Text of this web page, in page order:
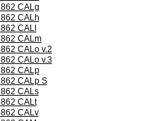
862 CALg
862 CALh
862 CALl
862 CALm
862 CALo v.2
862 CALo v.3
862 CALp
862 CALp S
862 CALs
862 CALt
862 CALv